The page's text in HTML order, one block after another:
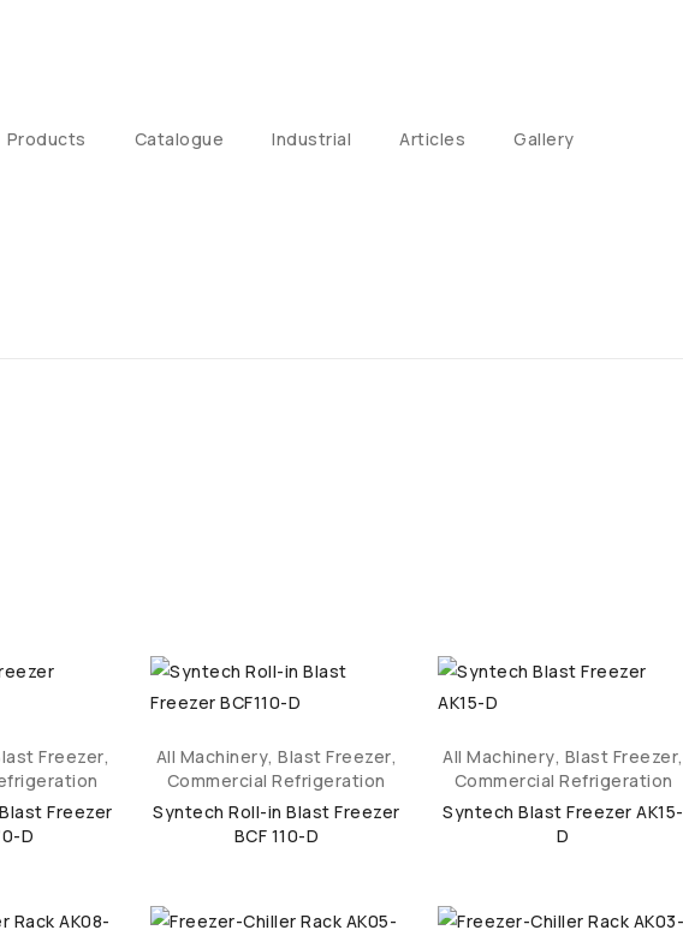
Products Catalogue Industrial Articles Gallery
Freezer,
Freezer
D
All Machinery,Blast Freezer,
Commercial Refrigeration
Syntech Roll-in Blast Freezer
BCF 110-D
All Machinery, Blast Freezer,
Commercial Refrigeration
Syntech Blast Freezer AK15-
D